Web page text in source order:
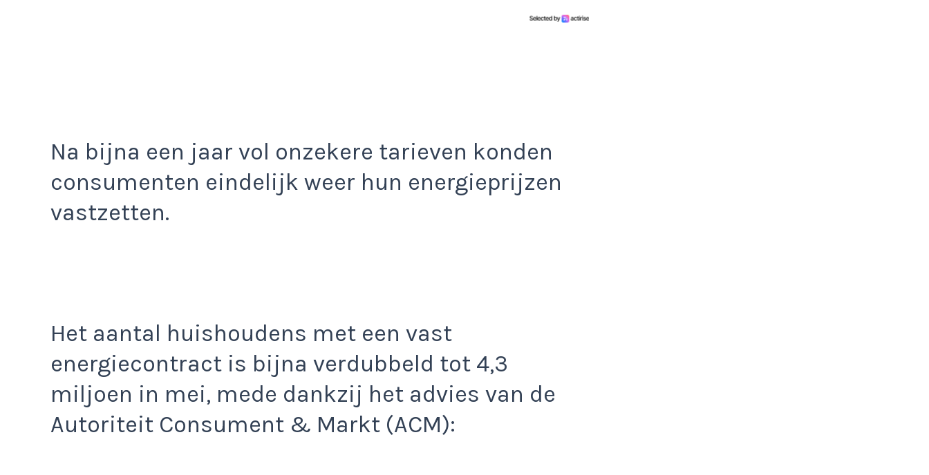
Na bijna een jaar vol onzekere tarieven konden
consumenten eindelijk weer hun energieprijzen
vastzetten.
Het aantal huishoudens met een vast
energiecontract is bijna verdubbeld tot 4,3
miljoen in mei, mede dankzij het advies van de
Autoriteit Consument & Markt (ACM):